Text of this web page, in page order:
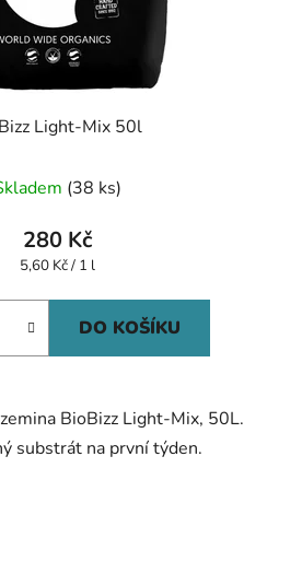
Light-Mix 50l
(38 ks)
280 Kč
Měrná
5,60 Kč / 1 l
DO KOŠÍKU
BioBizz Light-Mix, 50L.
substrát na první týden.